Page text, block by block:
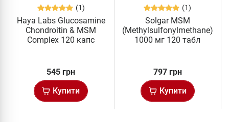
(1)
Haya Labs Glucosamine
Chondroitin & MSM
Complex 120 капс
545 грн
Купити
(1)
Solgar MSM
(Methylsulfonylmethane)
1000 мг 120 табл
797 грн
Купити